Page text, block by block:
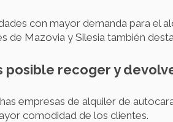
con mayor demanda para el
de Mazovia y Silesia también
posible recoger y
empresas de alquiler de
comodidad de los clientes.